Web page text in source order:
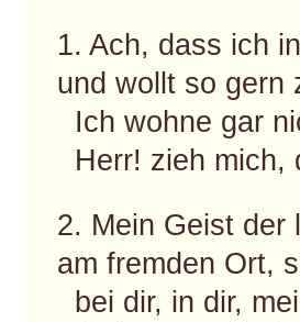
1. Ach, dass ich
und wollt so gern
Ich wohne gar
Herr! zieh mich,
2. Mein Geist der
am fremden Ort,
bei dir, in dir,